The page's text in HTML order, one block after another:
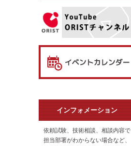
インフォメーション
依頼試験、技術相談、相談内容で
担当部署がわからない場合など、